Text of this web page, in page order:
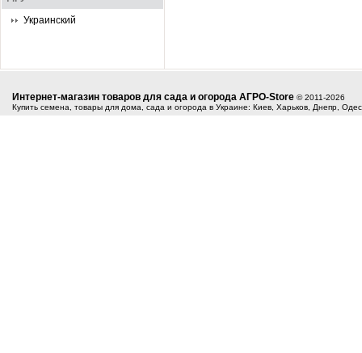
Украинский
Интернет-магазин товаров для сада и огорода АГРО-Store © 2011-2026
Купить семена, товары для дома, сада и огорода в Украине: Киев, Харьков, Днепр,